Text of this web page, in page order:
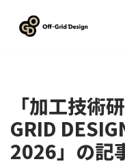
へ
ス
キ
「加工技術
GRID
2026」の記